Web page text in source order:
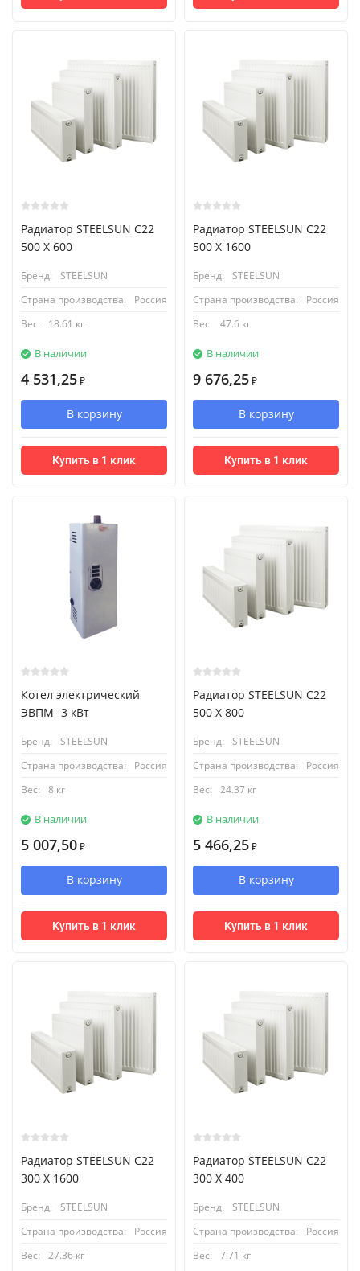
Радиатор STEELSUN С22
500 X 600
Бренд:
STEELSUN
Страна производства:
Россия
Вес:
18.61 кг
В наличии
4 531,25 ₽
В корзину
Купить в 1 клик
Радиатор STEELSUN С22
500 X 1600
Бренд:
STEELSUN
Страна производства:
Россия
Вес:
47.6 кг
В наличии
9 676,25 ₽
В корзину
Купить в 1 клик
Котел электрический
ЭВПМ- 3 кВт
Бренд:
STEELSUN
Страна производства:
Россия
Вес:
8 кг
В наличии
5 007,50 ₽
В корзину
Купить в 1 клик
Радиатор STEELSUN С22
500 X 800
Бренд:
STEELSUN
Страна производства:
Россия
Вес:
24.37 кг
В наличии
5 466,25 ₽
В корзину
Купить в 1 клик
Радиатор STEELSUN С22
300 X 1600
Бренд:
STEELSUN
Страна производства:
Россия
Вес:
27.36 кг
Радиатор STEELSUN С22
300 X 400
Бренд:
STEELSUN
Страна производства:
Россия
Вес:
7.71 кг